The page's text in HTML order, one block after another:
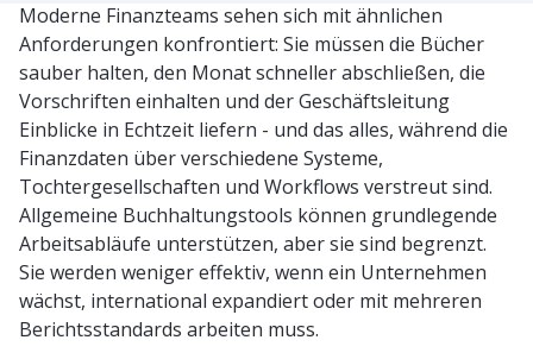
Moderne Finanzteams sehen sich mit ähnlichen
Anforderungen konfrontiert: Sie müssen die Bücher
sauber halten, den Monat schneller abschließen, die
Vorschriften einhalten und der Geschäftsleitung
Einblicke in Echtzeit liefern - und das alles, während die
Finanzdaten über verschiedene Systeme,
Tochtergesellschaften und Workflows verstreut sind.
Allgemeine Buchhaltungstools können grundlegende
Arbeitsabläufe unterstützen, aber sie sind begrenzt.
Sie werden weniger effektiv, wenn ein Unternehmen
wächst, international expandiert oder mit mehreren
Berichtsstandards arbeiten muss.